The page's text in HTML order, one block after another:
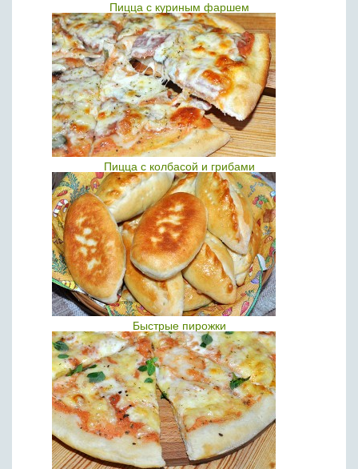
Пицца с куриным фаршем
Пицца с колбасой и грибами
Быстрые пирожки